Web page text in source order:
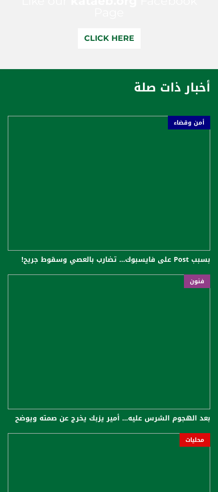
CLICK HERE
أخبار ذات صلة
أمن وقضاء
بسبب Post على فايسبوك... تضارب بالعصي وسقوط جريح!
فنون
بعد الهجوم الشرس عليه... أمير يزبك يخرج عن صمته ويوضح
محليات